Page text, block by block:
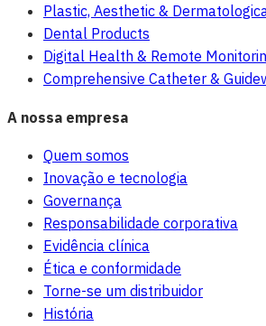
Plastic, Aesthetic &
Dental Products
Digital Health & Remote
Comprehensive Catheter &
A nossa empresa
Quem somos
Inovação e tecnologia
Governança
Responsabilidade corporativa
Evidência clínica
Ética e conformidade
Torne-se um distribuidor
História